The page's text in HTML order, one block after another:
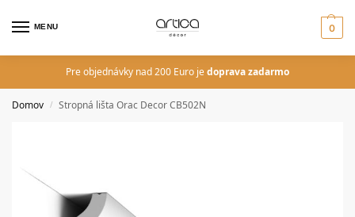
MENU 0
Pre objednávky nad 200 Euro jedoprava zadarmo
Domov / Stropná lišta Orac Decor CB502N